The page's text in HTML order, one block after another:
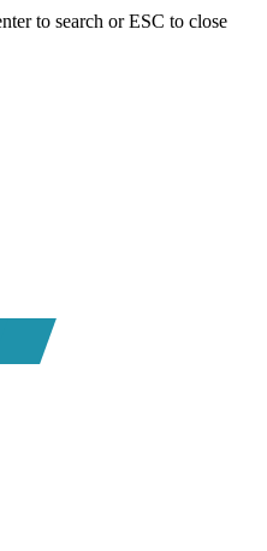
to search or ESC to close